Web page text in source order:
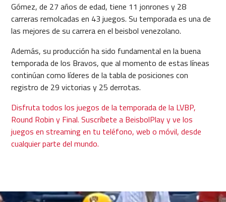
Gómez, de 27 años de edad, tiene 11 jonrones y 28
carreras remolcadas en 43 juegos. Su temporada es una de
las mejores de su carrera en el beisbol venezolano.
Además, su producción ha sido fundamental en la buena
temporada de los Bravos, que al momento de estas líneas
continúan como líderes de la tabla de posiciones con
registro de 29 victorias y 25 derrotas.
Disfruta todos los juegos de la temporada de la LVBP,
Round Robin y Final. Suscríbete a BeisbolPlay y ve los
juegos en streaming en tu teléfono, web o móvil, desde
cualquier parte del mundo.